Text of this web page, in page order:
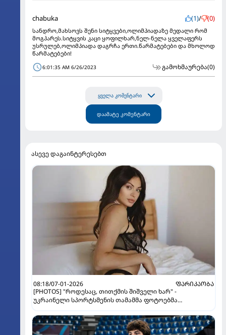
chabuka (1)/ (0)
სანდრო,მახსოვს შენი სიტყვები,ოლიმპიადაზე მედალი რომ
მოგპარეს.სიტყვის კაცი ყოფილხარ,ნელ-ნელა ყველაფერს
უსრულებ,ოლიმპიადა დაგრჩა ერთი.წარმატებები და მხოლოდ
წარმატებები!
6:01:35 AM 6/26/2023 გამოხმაურება(0)
ყველა კომენტარი
დაამატე კომენტარი
ასევე დაგაინტერესებთ
08:18/07-01-2026
ᲤᲐᲠᲘᲙᲐᲝᲑᲐ
[PHOTOS] "როდესაც, თითქმის შიშველი ხარ" -
უკრაინელი სპორტსმენის თამამმა ფოტოებმა